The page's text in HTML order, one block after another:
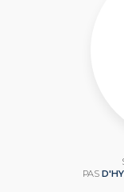
PAS